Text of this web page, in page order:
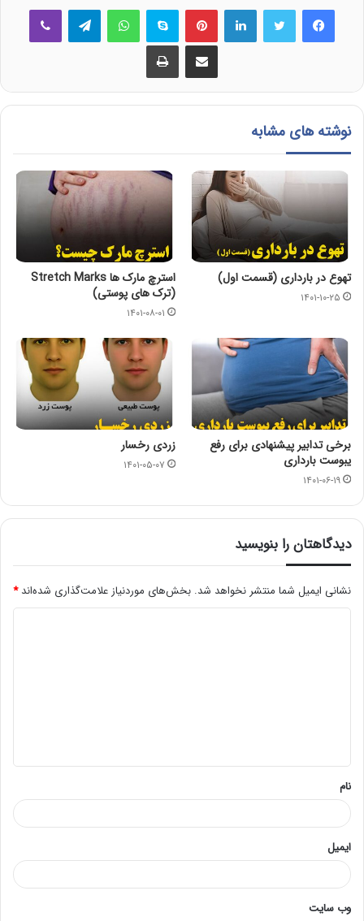
فیس بوک لینکدین ‫پین‌ترست اسکایپ واتس آپ
اشتراک گذاری از طریق ایمیل چاپ
نوشته های مشابه
تهوع در بارداری (قسمت اول)
۱۴۰۱-۱۰-۲۵
استرچ مارک‌‌ ها Stretch Marks
(ترک‌ های پوستی)
۱۴۰۱-۰۸-۰۱
برخی تدابیر پیشنهادی برای رفع
یبوست بارداری
۱۴۰۱-۰۶-۱۹
زردی رخسار
۱۴۰۱-۰۵-۰۷
دیدگاهتان را بنویسید
نشانی ایمیل شما منتشر نخواهد شد. بخش‌های موردنیاز علامت‌گذاری شده‌اند*
*
نام
ایمیل
وب‌ سایت